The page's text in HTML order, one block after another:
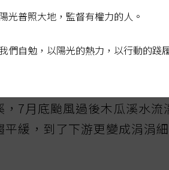
的狀況愈來愈明顯，儘管公
仍很危險，暴漲溪水可能衝
有建堤防的計畫，但後來沒
花蓮，愈往南走，溪水愈乾
，7月底颱風過後木瓜溪水流
平緩，到了下游更變成涓涓
陽光普照大地，監督有權力的人。
們自勉，以陽光的熱力，以行動的踐